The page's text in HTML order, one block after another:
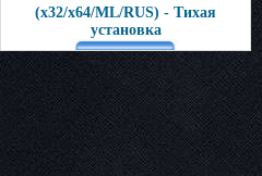
(x32/x64/ML/RUS) - Тихая
установка